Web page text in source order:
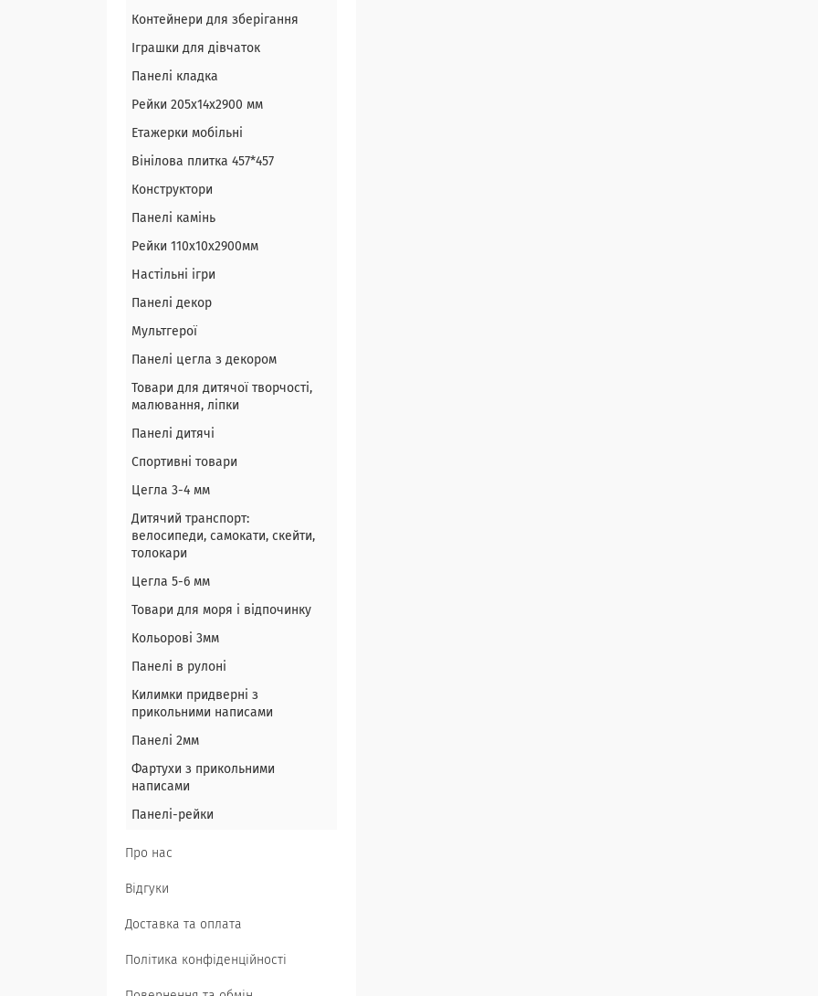
Контейнери для зберігання
Іграшки для дівчаток
Панелі кладка
Рейки 205х14х2900 мм
Етажерки мобільні
Вінілова плитка 457*457
Конструктори
Панелі камінь
Рейки 110х10х2900мм
Настільні ігри
Панелі декор
Мультгерої
Панелі цегла з декором
Товари для дитячої творчості,
малювання, ліпки
Панелі дитячі
Спортивні товари
Цегла 3-4 мм
Дитячий транспорт:
велосипеди, самокати, скейти,
толокари
Цегла 5-6 мм
Товари для моря і відпочинку
Кольорові 3мм
Панелі в рулоні
Килимки придверні з
прикольними написами
Панелі 2мм
Фартухи з прикольними
написами
Панелі-рейки
Про нас
Відгуки
Доставка та оплата
Політика конфіденційності